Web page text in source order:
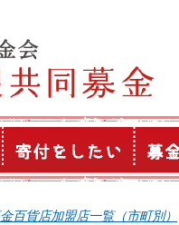
百貨店加盟店一覧（市町別）